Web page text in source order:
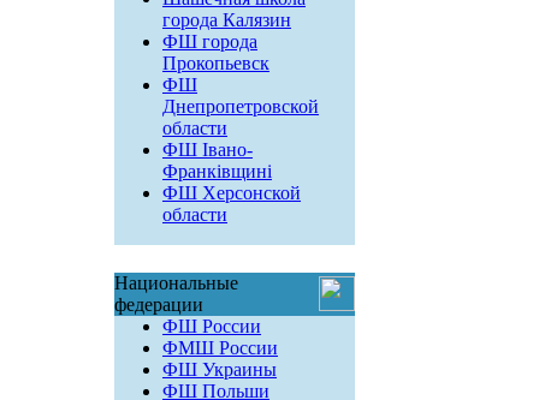
города Калязин
ФШ города
Прокопьевск
ФШ
Днепропетровской
области
ФШ Івано-
Франківщині
ФШ Херсонской
области
Национальные
федерации
ФШ России
ФМШ России
ФШ Украины
ФШ Польши